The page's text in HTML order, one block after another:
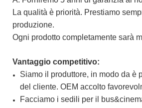
La qualità è priorità. Prestiamo
produzione.
Ogni prodotto completamente sarà
Vantaggio competitivo:
Siamo il produttore, in modo da è
del cliente. OEM accolto
Facciamo i sedili per il